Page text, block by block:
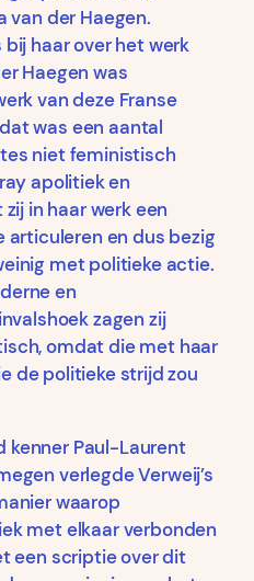
van der Haegen.
haar over het werk
Haegen was
van deze Franse
was een aantal
niet feministisch
apolitiek en
in haar werk een
articuleren en dus bezig
met politieke actie.
en
zagen zij
omdat die met haar
de politieke strijd zou
kenner Paul-Laurent
verlegde Verweij’s
waarop
met elkaar verbonden
een scriptie over dit